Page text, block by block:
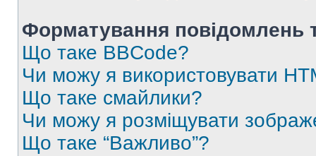
Форматування повідомлень
Що таке BBCode?
Чи можу я використовувати
Що таке смайлики?
Чи можу я розміщувати
Що таке “Важливо”?